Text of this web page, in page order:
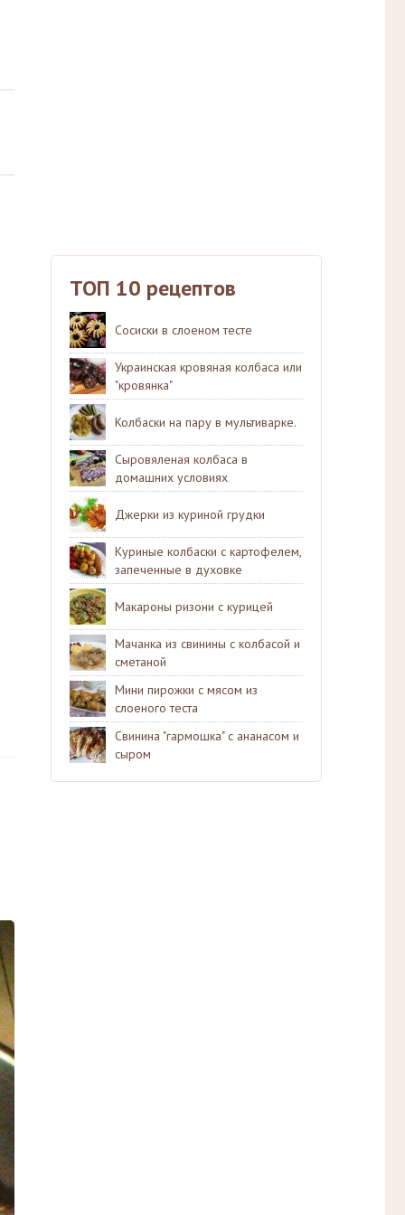
ТОП 10 рецептов
Сосиски в слоеном тесте
Украинская кровяная колбаса или
"кровянка"
Колбаски на пару в мультиварке.
Сыровяленая колбаса в
домашних условиях
Джерки из куриной грудки
Куриные колбаски с картофелем,
запеченные в духовке
Макароны ризони с курицей
Мачанка из свинины с колбасой и
сметаной
Мини пирожки с мясом из
слоеного теста
Свинина "гармошка" с ананасом и
сыром